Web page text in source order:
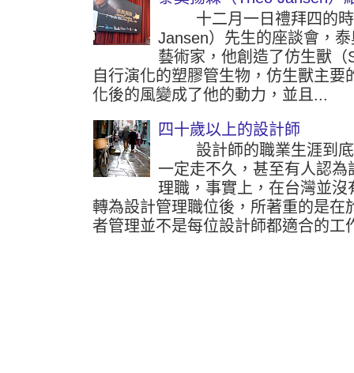
十二月一日禮拜四的時
Jansen）先生的座談會，
藝術家，他創造了仿生獸
自行演化的塑膠管生物，仿生獸主
化後的風變成了他的動力，並且...
四十歲以上的設計師
設計師的職業生涯到底
一定走不久，甚至有人認
理職，事實上，在台灣並
轉為設計管理職位後，所著重的是
者管理並不是每位設計師都適合的工